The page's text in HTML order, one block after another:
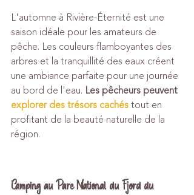
L'automne à Rivière-Éternité est une
saison idéale pour les amateurs de
pêche. Les couleurs flamboyantes des
arbres et la tranquillité des eaux créent
une ambiance parfaite pour une journée
au bord de l'eau. Les pêcheurs peuvent
explorer des trésors cachés tout en
profitant de la beauté naturelle de la
région.
Camping au Parc National du Fjord du